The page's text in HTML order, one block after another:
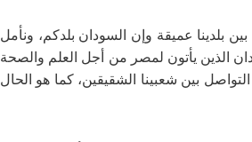
عميقة وإن السودان بلدكم، ونأمل
الذين يأتون لمصر من أجل العلم والصحة
بين شعبينا الشقيقين، كما هو الحال